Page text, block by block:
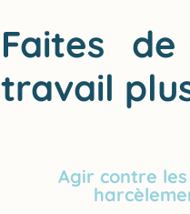
Faites
travail
Agir contre les